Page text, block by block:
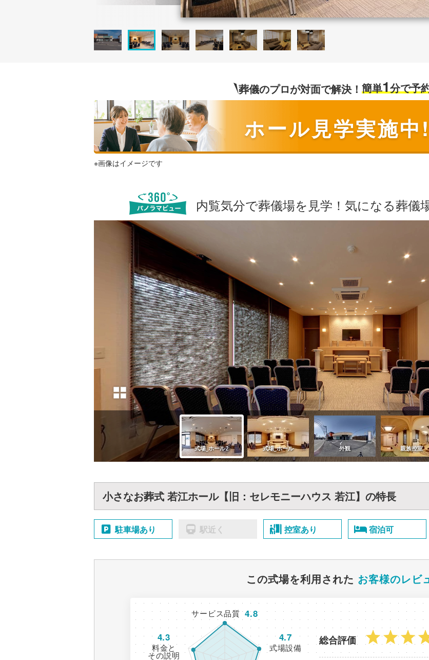
葬儀のプロが対面で解決！ 簡単1分で予
ホール見学実施中!
※画像はイメージです
内覧気分で葬儀場を見学！気になる葬儀
小さなお葬式 若江ホール【旧：セレモニーハウス 若江】の特長
駐車場あり 駅近く 控室あり 宿泊可
この式場を利用された お客様のレビ
サービス品質 4.8
式場設備
4.7
料金と
その説明
4.3 総合評価